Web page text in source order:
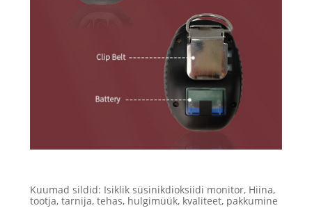
Kuumad sildid: Isiklik süsinikdioksiidi monitor, Hiina,
tootja, tarnija, tehas, hulgimüük, kvaliteet, pakkumine